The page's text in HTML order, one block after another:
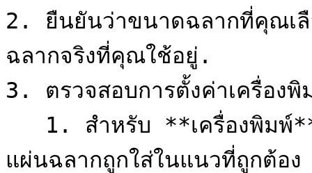
2. ยืนยันว่าขนาดฉลากที่คุณเ
ฉลากจริงที่คุณใช้อยู่.
3. ตรวจสอบการตั้งค่าเครื่อง
แผ่นฉลากถูกใส่ในแนวที่ถูกต้อ